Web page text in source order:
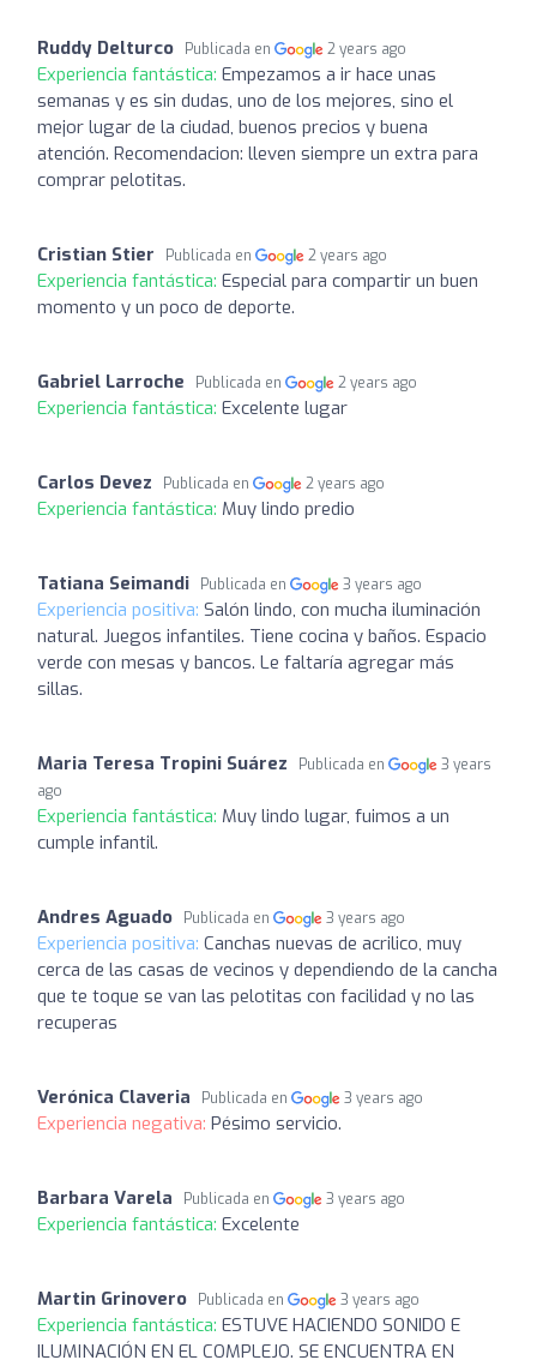
Ruddy Delturco Publicada en 2 years ago
Experiencia fantástica: Empezamos a ir hace unas
semanas y es sin dudas, uno de los mejores, sino el
mejor lugar de la ciudad, buenos precios y buena
atención. Recomendacion: lleven siempre un extra para
comprar pelotitas.
Cristian Stier Publicada en 2 years ago
Experiencia fantástica: Especial para compartir un buen
momento y un poco de deporte.
Gabriel Larroche Publicada en 2 years ago
Experiencia fantástica: Excelente lugar
Carlos Devez Publicada en 2 years ago
Experiencia fantástica: Muy lindo predio
Tatiana Seimandi Publicada en 3 years ago
Experiencia positiva: Salón lindo, con mucha iluminación
natural. Juegos infantiles. Tiene cocina y baños. Espacio
verde con mesas y bancos. Le faltaría agregar más
sillas.
Maria Teresa Tropini Suárez Publicada en
3 years
ago
Experiencia fantástica: Muy lindo lugar, fuimos a un
cumple infantil.
Andres Aguado Publicada en 3 years ago
Experiencia positiva: Canchas nuevas de acrilico, muy
cerca de las casas de vecinos y dependiendo de la cancha
que te toque se van las pelotitas con facilidad y no las
recuperas
Verónica Claveria Publicada en 3 years ago
Experiencia negativa: Pésimo servicio.
Barbara Varela Publicada en 3 years ago
Experiencia fantástica: Excelente
Martin Grinovero Publicada en 3 years ago
Experiencia fantástica: ESTUVE HACIENDO SONIDO E
ILUMINACIÓN EN EL COMPLEJO. SE ENCUENTRA EN